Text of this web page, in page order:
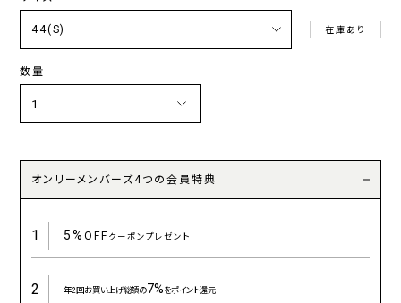
在庫あり
数量
オンリーメンバーズ4つの会員特典
1 5%OFFクーポンプレゼント
2 年2回お買い上げ総額の7%をポイント還元